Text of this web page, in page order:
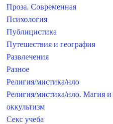
Проза. Современная
Психология
Публицистика
Путешествия и география
Развлечения
Разное
Религия/мистика/нло
Религия/мистика/нло. Магия и
оккультизм
Секс учеба